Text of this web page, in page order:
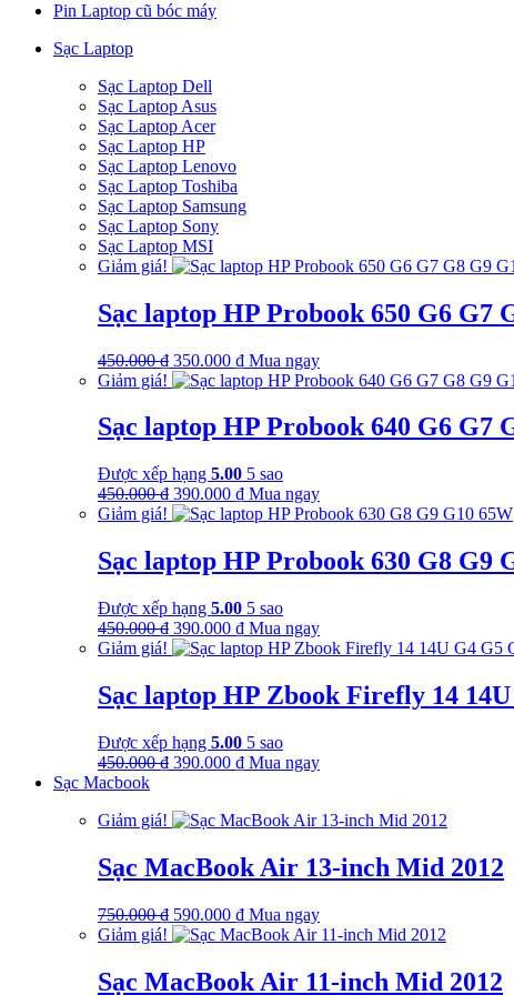
1.250.000 ₫.
Pin Laptop cũ bóc máy
Sạc Laptop
Sạc Laptop Dell
Sạc Laptop Asus
Sạc Laptop Acer
Sạc Laptop HP
Sạc Laptop Lenovo
Sạc Laptop Toshiba
Sạc Laptop Samsung
Sạc Laptop Sony
Sạc Laptop MSI
Giảm giá!
Sạc laptop HP Probook 650 G6 G7
450.000₫ Giá
gốc
450.000 ₫.
350.000 ₫Giá
hiện
là:
350.000 ₫.
Mua ngay
Giảm giá!
Sạc laptop HP Probook 640 G6 G7
Được xếp hạng 5.00 5 sao
450.000₫ Giá
gốc
450.000 ₫.
390.000 ₫Giá
hiện
là:
390.000 ₫.
Mua ngay
Giảm giá!
Sạc laptop HP Probook 630 G8 G9
Được xếp hạng 5.00 5 sao
450.000₫ Giá
gốc
450.000 ₫.
390.000 ₫Giá
hiện
là:
390.000 ₫.
Mua ngay
Giảm giá!
Sạc laptop HP Zbook Firefly 14
Được xếp hạng 5.00 5 sao
450.000₫ Giá
450.000 ₫.
390.000 ₫Giá
là:
Mua ngay
Sạc Macbook
Giảm giá!
Sạc MacBook Air 13-inch Mid 2012
750.000₫ Giá
gốc
750.000 ₫.
590.000 ₫Giá
hiện
là:
Mua ngay
Giảm giá!
Sạc MacBook Air 11-inch Mid 2012